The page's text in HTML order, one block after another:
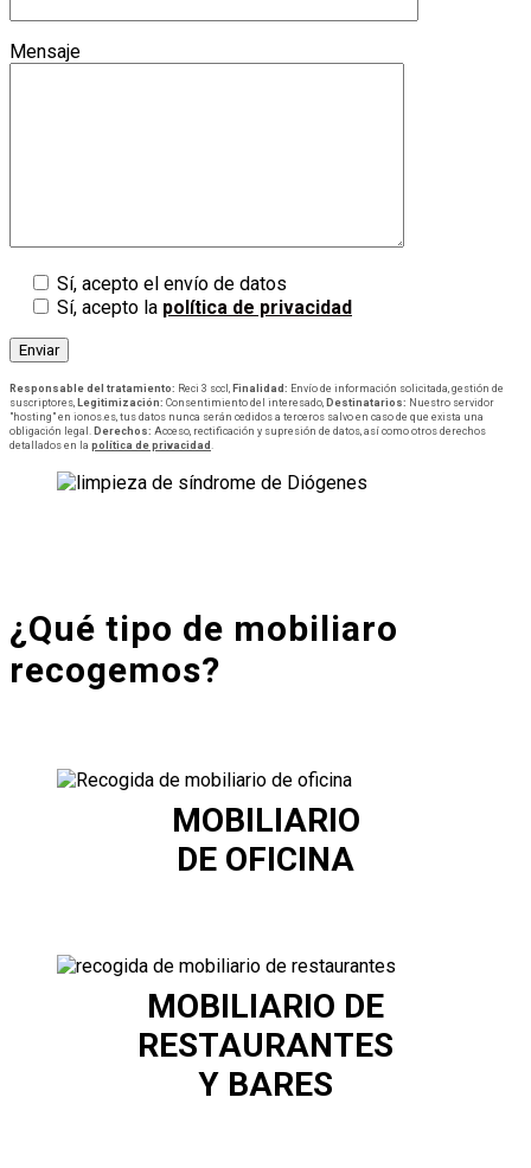
Mensaje
Sí, acepto el envío de datos
Sí, acepto la política de privacidad
Responsable del tratamiento: Reci 3 sccl, Finalidad: Envío de información solicitada, gestión de
suscriptores, Legitimización: Consentimiento del interesado, Destinatarios: Nuestro servidor
"hosting" en ionos.es, tus datos nunca serán cedidos a terceros salvo en caso de que exista una
obligación legal. Derechos: Acceso, rectificación y supresión de datos, así como otros derechos
detallados en la política de privacidad .
¿Qué tipo de mobiliaro
recogemos?
MOBILIARIO
DE OFICINA
MOBILIARIO DE
RESTAURANTES
Y BARES